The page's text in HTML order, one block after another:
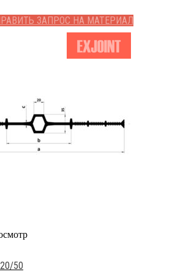
ЗАПРОС НА МАТЕРИАЛ
50